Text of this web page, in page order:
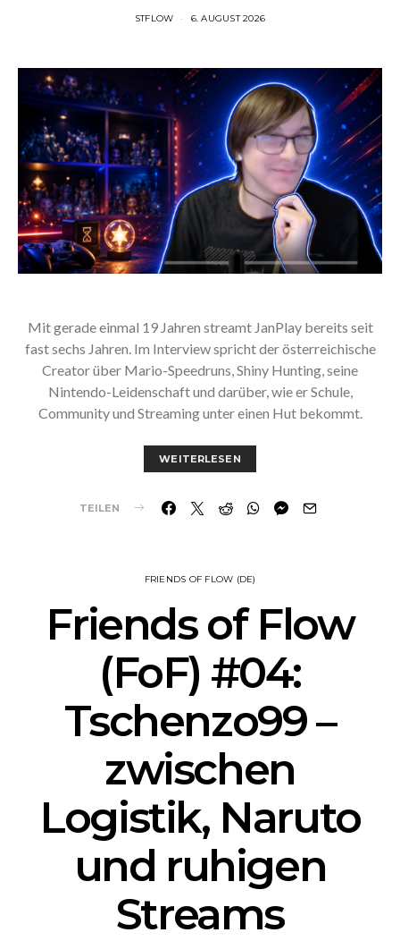
STFLOW 6. AUGUST 2026
Mit gerade einmal 19 Jahren streamt JanPlay bereits seit
fast sechs Jahren. Im Interview spricht der österreichische
Creator über Mario-Speedruns, Shiny Hunting, seine
Nintendo-Leidenschaft und darüber, wie er Schule,
Community und Streaming unter einen Hut bekommt.
WEITERLESEN
TEILEN
FRIENDS OF FLOW (DE)
Friends of Flow
(FoF) #04:
Tschenzo99 –
zwischen
Logistik, Naruto
und ruhigen
Streams